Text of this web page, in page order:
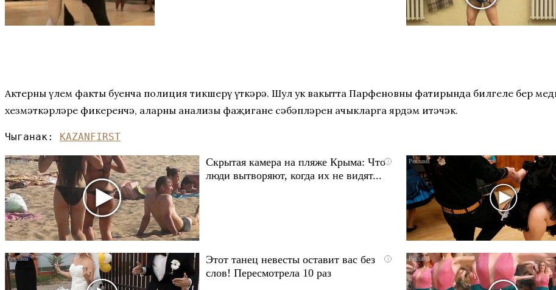
Актерның үлем факты буенча полиция тикшерү үткәрә. Шул ук вакытта Парфеновның фатирында билгеле бер
хезмәткәрләре фикеренчә, аларның анализы фаҗиганең сәбәпләрен ачыкларга ярдәм итәчәк.
Чыганак: KAZANFIRST
i
Скрытая камера на пляже Крыма: Что
люди вытворяют, когда их не видят...
i
Этот танец невесты оставит вас без
слов! Пересмотрела 10 раз